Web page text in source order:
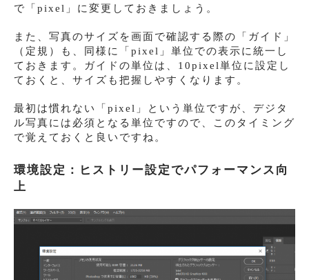
で「pixel」に変更しておきましょう。
また、写真のサイズを画面で確認する際の「ガイド」
（定規）も、同様に「pixel」単位での表示に統一し
ておきます。ガイドの単位は、10pixel単位に設定し
ておくと、サイズも把握しやすくなります。
最初は慣れない「pixel」という単位ですが、デジタ
ル写真には必須となる単位ですので、このタイミング
で覚えておくと良いですね。
環境設定：ヒストリー設定でパフォーマンス向
上